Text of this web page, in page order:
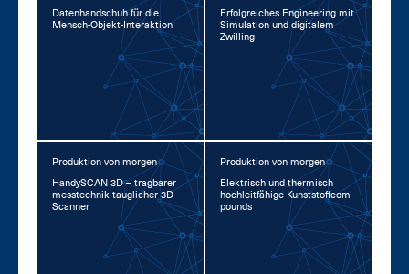
Da­ten­hand­schuh für die
Mensch-Ob­jekt-In­ter­ak­ti­on
Er­folg­rei­ches En­gi­nee­ring mit
Si­mu­la­ti­on und di­gi­ta­lem
Zwil­ling
Produktion von morgen
Han­dy­SCAN 3D – trag­ba­rer
mess­tech­nik-taug­li­cher 3D-
Scan­ner
Produktion von morgen
Elek­trisch und ther­misch
hoch­leit­fä­hi­ge Kunst­stoff­com­
pounds